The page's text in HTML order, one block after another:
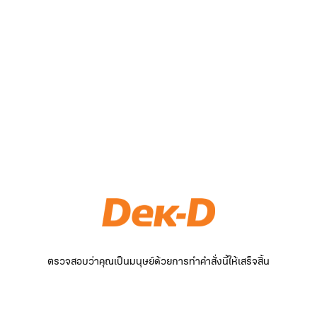
ตรวจสอบว่าคุณเป็นมนุษย์ด้วยการทำคำสั่งนี้ให้เสร็จสิ้น